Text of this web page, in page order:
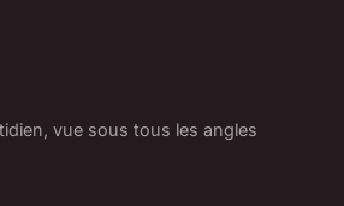
vue sous tous les angles